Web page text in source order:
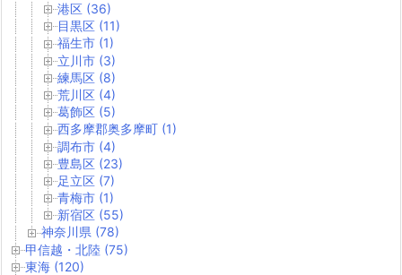
港区 (36)
目黒区 (11)
福生市 (1)
立川市 (3)
練馬区 (8)
荒川区 (4)
葛飾区 (5)
西多摩郡奥多摩町 (1)
調布市 (4)
豊島区 (23)
足立区 (7)
青梅市 (1)
新宿区 (55)
神奈川県 (78)
甲信越・北陸 (75)
東海 (120)